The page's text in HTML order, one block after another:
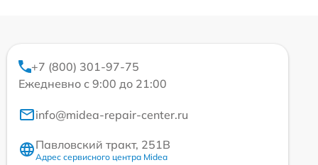
+7 (800) 301-97-75
Ежедневно с 9:00 до 21:00
info@midea-repair-center.ru
Павловский тракт, 251В
Адрес сервисного центра Midea